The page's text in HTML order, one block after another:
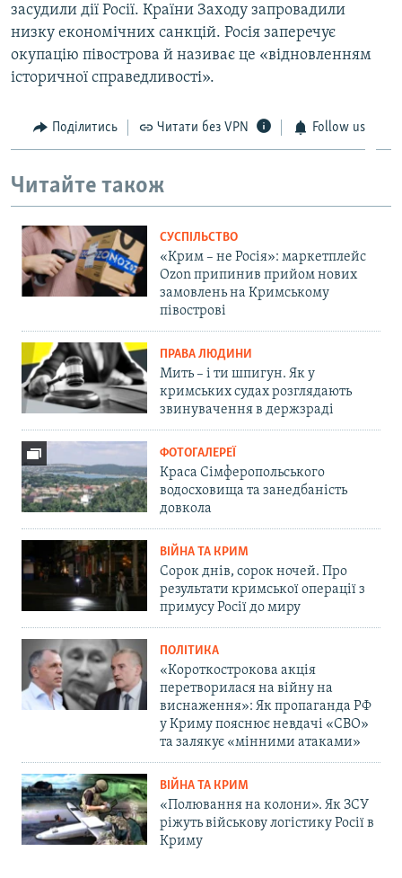
засудили дії Росії. Країни Заходу запровадили
низку економічних санкцій. Росія заперечує
окупацію півострова й називає це «відновленням
історичної справедливості».
Поділитись Читати без VPN Follow us
Читайте також
СУСПІЛЬСТВО
«Крим – не Росія»: маркетплейс
Ozon припинив прийом нових
замовлень на Кримському
півострові
ПРАВА ЛЮДИНИ
Мить – і ти шпигун. Як у
кримських судах розглядають
звинувачення в держзраді
ФОТОГАЛЕРЕЇ
Краса Сімферопольського
водосховища та занедбаність
довкола
ВІЙНА ТА КРИМ
Сорок днів, сорок ночей. Про
результати кримської операції з
примусу Росії до миру
ПОЛІТИКА
«Короткострокова акція
перетворилася на війну на
виснаження»: Як пропаганда РФ
у Криму пояснює невдачі «СВО»
та залякує «мінними атаками»
ВІЙНА ТА КРИМ
«Полювання на колони». Як ЗСУ
ріжуть військову логістику Росії в
Криму